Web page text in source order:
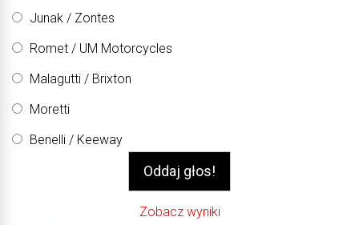
Junak / Zontes
Romet / UM Motorcycles
Malagutti / Brixton
Moretti
Benelli / Keeway
Zobacz wyniki